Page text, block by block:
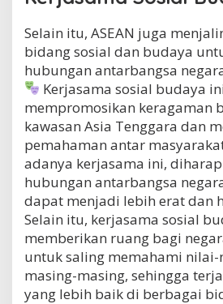
Selain itu, ASEAN juga
bidang sosial dan budaya
hubungan antarbangsa
Kerjasama sosial budaya
mempromosikan keragaman
kawasan Asia Tenggara dan
pemahaman antar
adanya kerjasama ini,
hubungan antarbangsa
dapat menjadi lebih erat dan
Selain itu, kerjasama sosial
memberikan ruang bagi
untuk saling memahami
masing-masing, sehingga
yang lebih baik di berbagai